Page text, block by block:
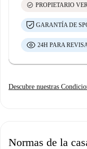
check_circle PROPIETARIO
GARANTÍA DE
24H PARA
Descubre nuestras
Normas de la